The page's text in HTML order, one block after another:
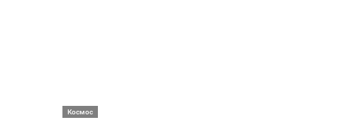
Космос